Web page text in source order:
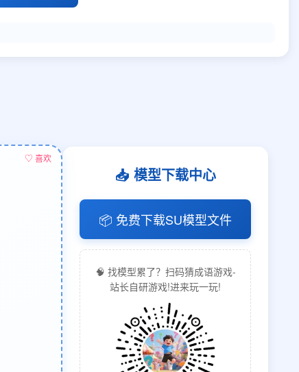
♡ 喜欢
📥 模型下载中心
📦 免费下载SU模型文件
🧠 找模型累了？扫码猜成语游戏-
站长自研游戏!进来玩一玩!